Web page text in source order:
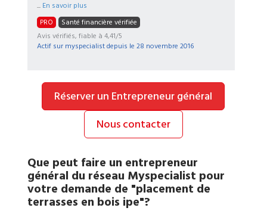
... En savoir plus
PRO
Santé financière vérifiée
Avis vérifiés, fiable à 4,41/5
Actif sur myspecialist depuis le 28 novembre 2016
Réserver un Entrepreneur général
Nous contacter
Que peut faire un entrepreneur
général du réseau Myspecialist pour
votre demande de "placement de
terrasses en bois ipe"?